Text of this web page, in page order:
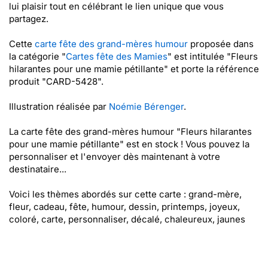
lui plaisir tout en célébrant le lien unique que vous
partagez.
Cette carte fête des grand-mères humour proposée dans
la catégorie "Cartes fête des Mamies" est intitulée "Fleurs
hilarantes pour une mamie pétillante" et porte la référence
produit "CARD-5428".
Illustration réalisée par Noémie Bérenger.
La carte fête des grand-mères humour "Fleurs hilarantes
pour une mamie pétillante" est en stock ! Vous pouvez la
personnaliser et l'envoyer dès maintenant à votre
destinataire...
Voici les thèmes abordés sur cette carte : grand-mère,
fleur, cadeau, fête, humour, dessin, printemps, joyeux,
coloré, carte, personnaliser, décalé, chaleureux, jaunes